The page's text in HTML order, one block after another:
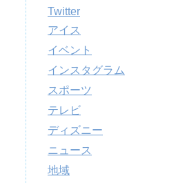
Twitter
アイス
イベント
インスタグラム
スポーツ
テレビ
ディズニー
ニュース
地域